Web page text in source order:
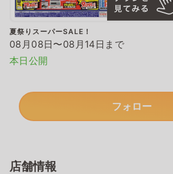
夏祭りスーパーSALE！
08月08日〜08月14日まで
本日公開
フォロー
店舗情報